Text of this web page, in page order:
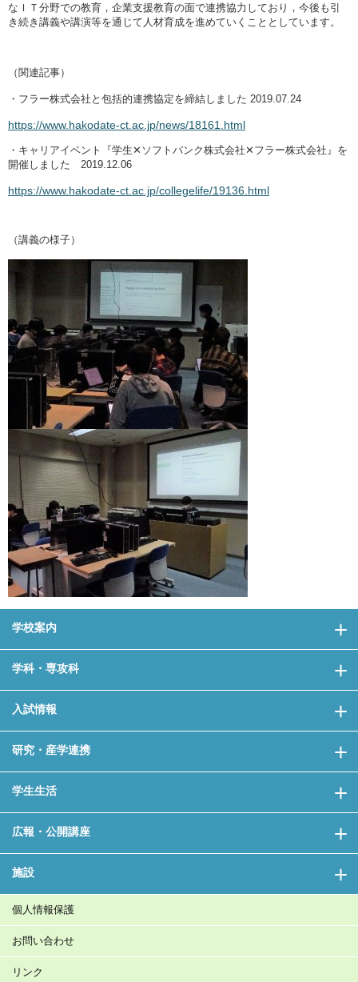
なＩＴ分野での教育，企業支援教育の面で連携協力しており，今後も引
き続き講義や講演等を通じて人材育成を進めていくこととしています。
（関連記事）
・フラー株式会社と包括的連携協定を締結しました 2019.07.24
https://www.hakodate-ct.ac.jp/news/18161.html
・キャリアイベント『学生✕ソフトバンク株式会社✕フラー株式会社』を
開催しました 2019.12.06
https://www.hakodate-ct.ac.jp/collegelife/19136.html
（講義の様子）
学校案内
学科・専攻科
入試情報
研究・産学連携
学生生活
広報・公開講座
施設
個人情報保護
お問い合わせ
リンク